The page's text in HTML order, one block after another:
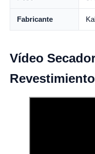
Fabricante
Vídeo